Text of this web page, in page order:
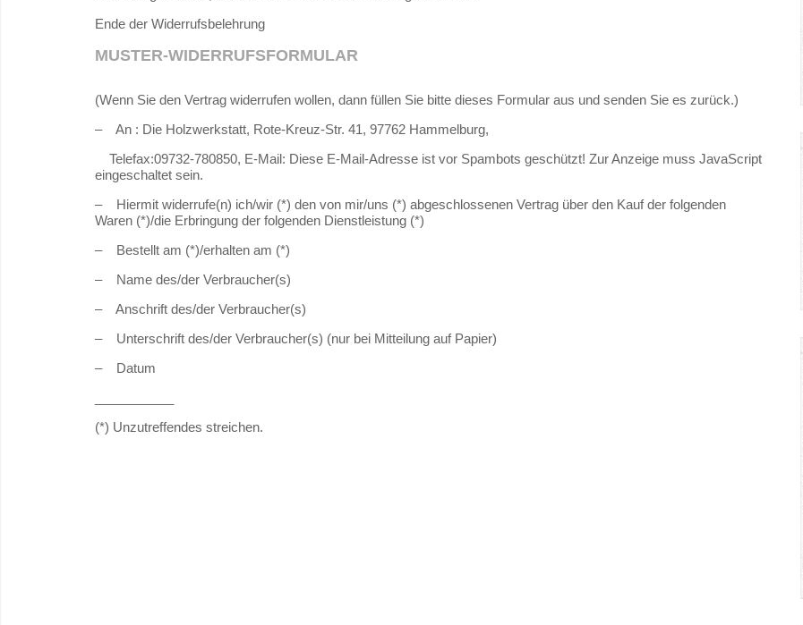
Ende der Widerrufsbelehrung
MUSTER-WIDERRUFSFORMULAR
(Wenn Sie den Vertrag widerrufen wollen, dann füllen Sie bitte dieses Formular aus und senden Sie es zurück.)
– An : Die Holzwerkstatt, Rote-Kreuz-Str. 41, 97762 Hammelburg,
Telefax:09732-780850, E-Mail: Diese E-Mail-Adresse ist vor Spambots geschützt! Zur Anzeige muss JavaScript
eingeschaltet sein.
– Hiermit widerrufe(n) ich/wir (*) den von mir/uns (*) abgeschlossenen Vertrag über den Kauf der folgenden
Waren (*)/die Erbringung der folgenden Dienstleistung (*)
– Bestellt am (*)/erhalten am (*)
– Name des/der Verbraucher(s)
– Anschrift des/der Verbraucher(s)
– Unterschrift des/der Verbraucher(s) (nur bei Mitteilung auf Papier)
– Datum
(*) Unzutreffendes streichen.